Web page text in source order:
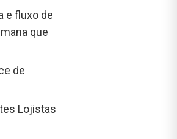
e fluxo de
que
de
Lojistas